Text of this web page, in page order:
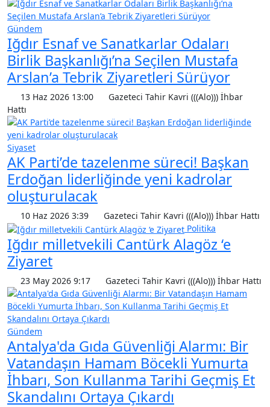
Gündem
Iğdır Esnaf ve Sanatkarlar Odaları
Birlik Başkanlığı’na Seçilen Mustafa
Arslan’a Tebrik Ziyaretleri Sürüyor
13 Haz 2026 13:00
Gazeteci Tahir Kavri (((Alo))) İhbar
Hattı
Siyaset
AK Parti’de tazelenme süreci! Başkan
Erdoğan liderliğinde yeni kadrolar
oluşturulacak
10 Haz 2026 3:39
Gazeteci Tahir Kavri (((Alo))) İhbar Hattı
Politika
Iğdır milletvekili Cantürk Alagöz ‘e
Ziyaret
23 May 2026 9:17 Gazeteci Tahir Kavri (((Alo))) İhbar Hattı
Gündem
Antalya'da Gıda Güvenliği Alarmı: Bir
Vatandaşın Hamam Böcekli Yumurta
İhbarı, Son Kullanma Tarihi Geçmiş Et
Skandalını Ortaya Çıkardı